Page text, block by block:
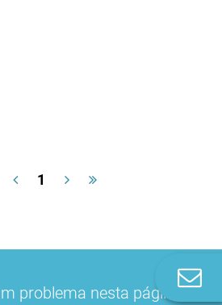
1
problema nesta página?